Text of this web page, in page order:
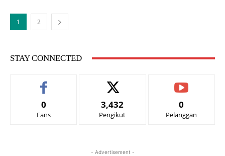
1 2
STAY CONNECTED
0
Fans
3,432
Pengikut
0
Pelanggan
- Advertisement -